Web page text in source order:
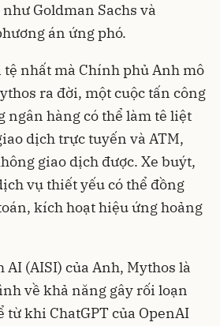
Goldman Sachs và
án ứng phó.
nhất mà Chính phủ Anh mô
ra đời, một cuộc tấn công
ngân hàng có thể làm tê liệt
dịch trực tuyến và ATM,
giao dịch được. Xe buýt,
vụ thiết yếu có thể đồng
kích hoạt hiệu ứng hoảng
(AISI) của Anh, Mythos là
về khả năng gây rối loạn
từ khi ChatGPT của OpenAI